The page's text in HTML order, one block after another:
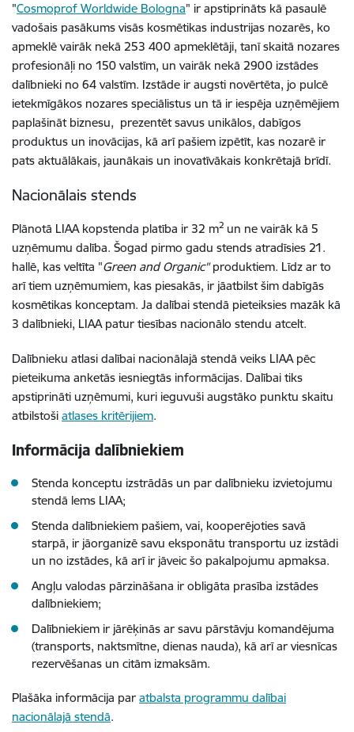
"Cosmoprof Worldwide Bologna" ir apstiprināts kā pasaulē
vadošais pasākums visās kosmētikas industrijas nozarēs, ko
apmeklē vairāk nekā 253 400 apmeklētāji, tanī skaitā nozares
profesionāļi no 150 valstīm, un vairāk nekā 2900 izstādes
dalībnieki no 64 valstīm. Izstāde ir augsti novērtēta, jo pulcē
ietekmīgākos nozares speciālistus un tā ir iespēja uzņēmējiem
paplašināt biznesu, prezentēt savus unikālos, dabīgos
produktus un inovācijas, kā arī pašiem izpētīt, kas nozarē ir
pats aktuālākais, jaunākais un inovatīvākais konkrētajā brīdī.
Nacionālais stends
Plānotā LIAA kopstenda platība ir 32 m2 un ne vairāk kā 5
uzņēmumu dalība. Šogad pirmo gadu stends atradīsies 21.
hallē, kas veltīta "Green and Organic"produktiem. Līdz ar to
arī tiem uzņēmumiem, kas piesakās, ir jāatbilst šim dabīgās
kosmētikas konceptam. Ja dalībai stendā pieteiksies mazāk kā
3 dalībnieki, LIAA patur tiesības nacionālo stendu atcelt.
Dalībnieku atlasi dalībai nacionālajā stendā veiks LIAA pēc
pieteikuma anketās iesniegtās informācijas. Dalībai tiks
apstiprināti uzņēmumi, kuri ieguvuši augstāko punktu skaitu
atbilstoši atlases kritērijiem.
Informācija dalībniekiem
Stenda konceptu izstrādās un par dalībnieku izvietojumu
stendā lems LIAA;
Stenda dalībniekiem pašiem, vai, kooperējoties savā
starpā, ir jāorganizē savu eksponātu transportu uz izstādi
un no izstādes, kā arī ir jāveic šo pakalpojumu apmaksa.
Angļu valodas pārzināšana ir obligāta prasība izstādes
dalībniekiem;
Dalībniekiem ir jārēķinās ar savu pārstāvju komandējuma
(transports, naktsmītne, dienas nauda), kā arī ar viesnīcas
rezervēšanas un citām izmaksām.
Plašāka informācija par atbalsta programmu dalībai
nacionālajā stendā.